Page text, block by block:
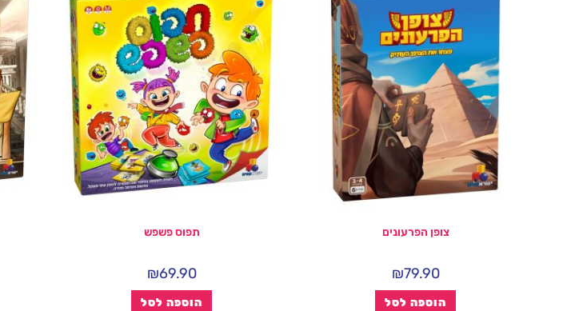
צופן הפרעונים
₪79.90
הוספה לסל
תפוס פשפש
₪69.90
הוספה לסל